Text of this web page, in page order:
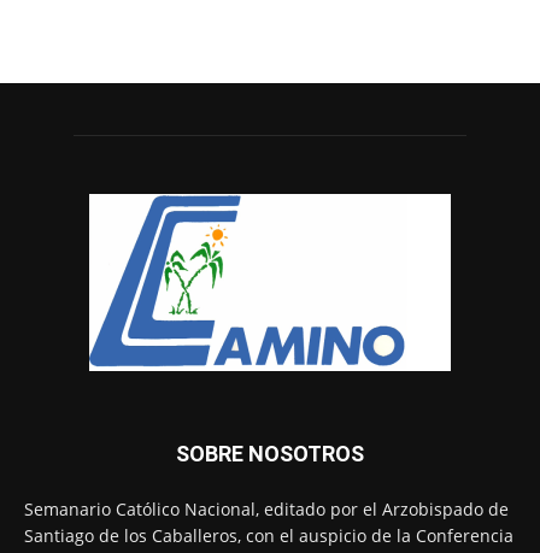
SOBRE NOSOTROS
Semanario Católico Nacional, editado por el Arzobispado de
Santiago de los Caballeros, con el auspicio de la Conferencia